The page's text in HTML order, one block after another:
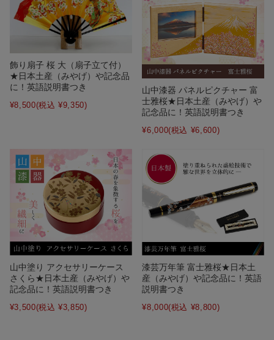
飾り扇子 桜 大（扇子立て付）
★日本土産（みやげ）や記念品
に！英語説明書つき
¥8,500(税込 ¥9,350)
山中漆器 パネルピクチャー 富
士雅桜★日本土産（みやげ）や
記念品に！英語説明書つき
¥6,000(税込 ¥6,600)
山中塗り アクセサリーケース
さくら★日本土産（みやげ）や
記念品に！英語説明書つき
¥3,500(税込 ¥3,850)
漆芸万年筆 富士雅桜★日本土
産（みやげ）や記念品に！英語
説明書つき
¥8,000(税込 ¥8,800)